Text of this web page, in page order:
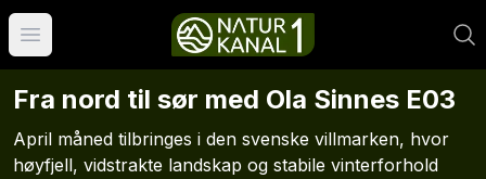
Åpne hovedmeny
Fra nord til sør med Ola Sinnes E03
April måned tilbringes i den svenske villmarken, hvor
høyfjell, vidstrakte landskap og stabile vinterforhold